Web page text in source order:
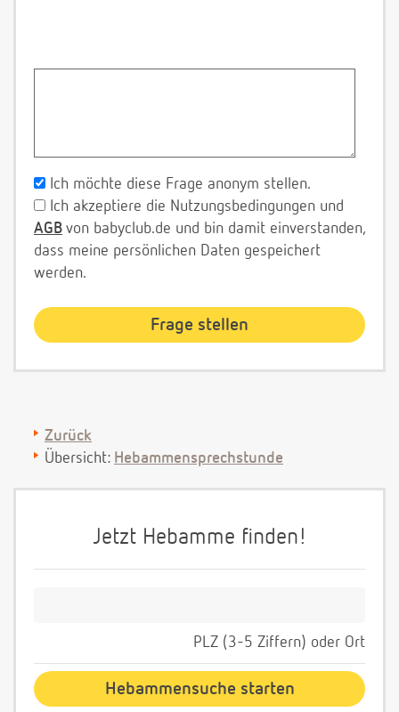
Ich möchte diese Frage anonym stellen.
Ich akzeptiere die Nutzungsbedingungen und
AGB von babyclub.de und bin damit einverstanden,
dass meine persönlichen Daten gespeichert
werden.
Zurück
Übersicht: Hebammensprechstunde
Jetzt Hebamme finden!
PLZ (3-5 Ziffern) oder Ort